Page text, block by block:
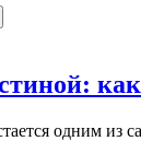
одним из